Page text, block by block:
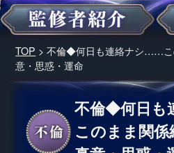
TOP > 不倫◆何日も連絡ナシ……
意・思惑・運命
不倫◆何日
このまま関